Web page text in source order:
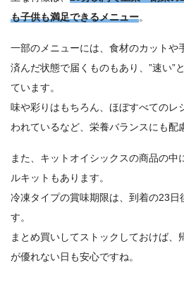
も子供も満足できるメニュー。
一部のメニューには、食材のカットや
済んだ状態で届くものもあり、”速い”
ています。
味や彩りはもちろん、ほぼすべてのレ
われているなど、栄養バランスにも配
また、キットオイシックスの商品の中
ルキットもあります。
冷凍タイプの賞味期限は、到着の23日
す。
まとめ買いしてストックしておけば、
が優れない日も安心ですね。